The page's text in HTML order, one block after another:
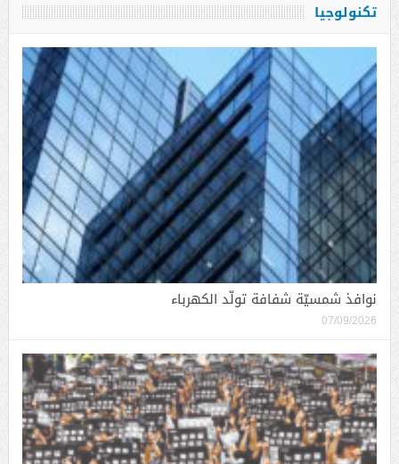
تكنولوجيا
نوافذ شمسيّة شفافة تولّد الكهرباء
07/09/2026